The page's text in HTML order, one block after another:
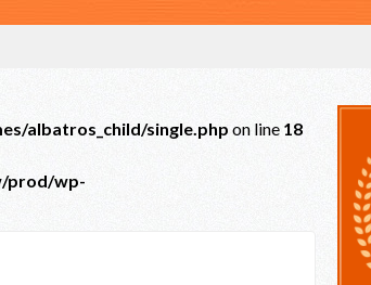
albatros_child/single.php on line 18
prod/wp-